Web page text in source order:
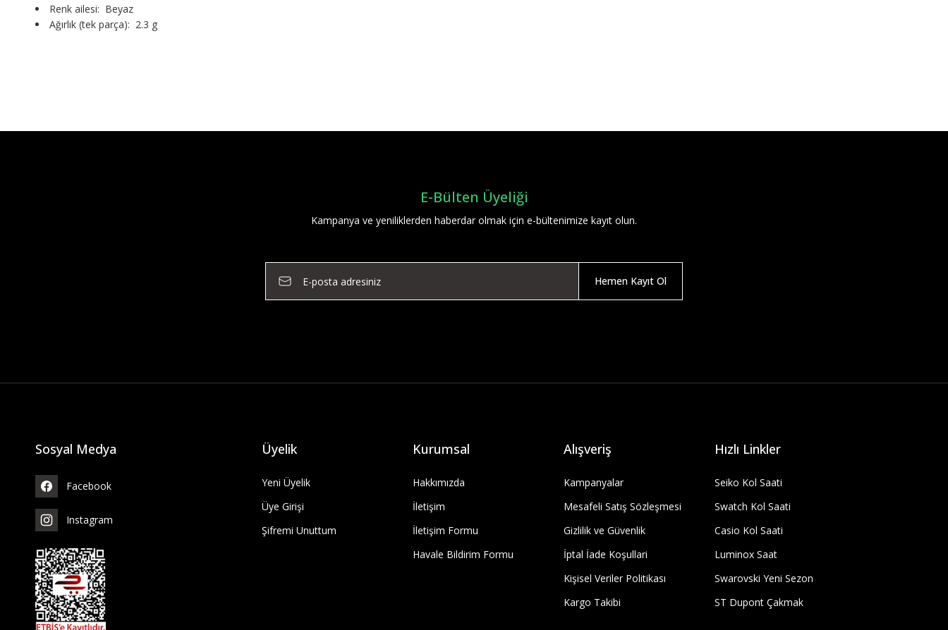
Renk ailesi: Beyaz
Ağırlık (tek parça): 2.3 g
Yorum Yaz
E-Bülten Üyeliği
Kampanya ve yeniliklerden haberdar olmak için e-bültenimize kayıt olun.
Hemen Kayıt Ol
Sosyal Medya
Facebook
Instagram
Üyelik
Yeni Üyelik
Üye Girişi
Şifremi Unuttum
Kurumsal
Hakkımızda
İletişim
İletişim Formu
Havale Bildirim Formu
Alışveriş
Kampanyalar
Mesafeli Satış Sözleşmesi
Gizlilik ve Güvenlik
İptal İade Koşullari
Kişisel Veriler Politikası
Kargo Takibi
Hızlı Linkler
Seiko Kol Saati
Swatch Kol Saati
Casio Kol Saati
Luminox Saat
Swarovski Yeni Sezon
ST Dupont Çakmak